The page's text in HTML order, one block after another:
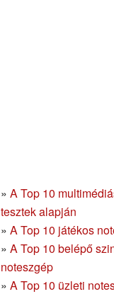
» A Top 10
tesztek alapján
» A Top 10 játékos
» A Top 10 belépő
noteszgép
» A Top 10 üzleti